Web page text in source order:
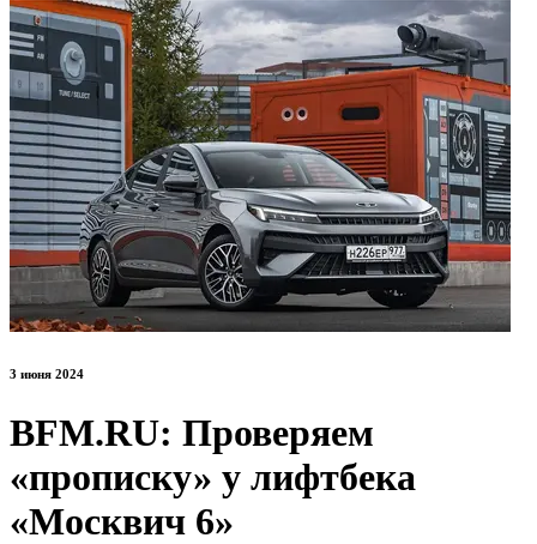
3 июня 2024
BFM.RU: Проверяем
«прописку» у лифтбека
«Москвич 6»